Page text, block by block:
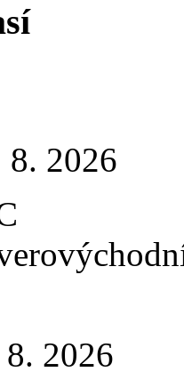
8. 2026
2026